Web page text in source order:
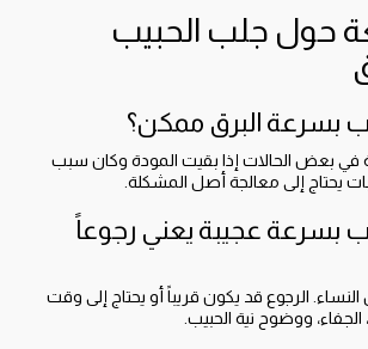
حول جلب الحبيب
بسرعة البرق ممكن؟
في بعض الحالات إذا بقيت المودة وكان سبب
يحتاج إلى معالجة أصل المشكلة.
بسرعة عجيبة يعني رجوعاً
النساء. الرجوع قد يكون قريباً أو يحتاج إلى وقت
الجفاء، ووضوح نية الحبيب.